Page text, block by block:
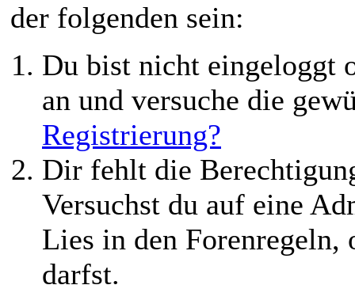
der folgenden sein:
Du bist nicht eingeloggt
an und versuche die
Registrierung?
Dir fehlt die
Versuchst du auf eine
Lies in den Forenregeln,
darfst.